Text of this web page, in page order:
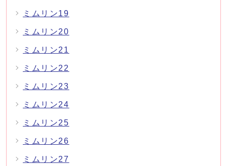
ミムリン19
ミムリン20
ミムリン21
ミムリン22
ミムリン23
ミムリン24
ミムリン25
ミムリン26
ミムリン27